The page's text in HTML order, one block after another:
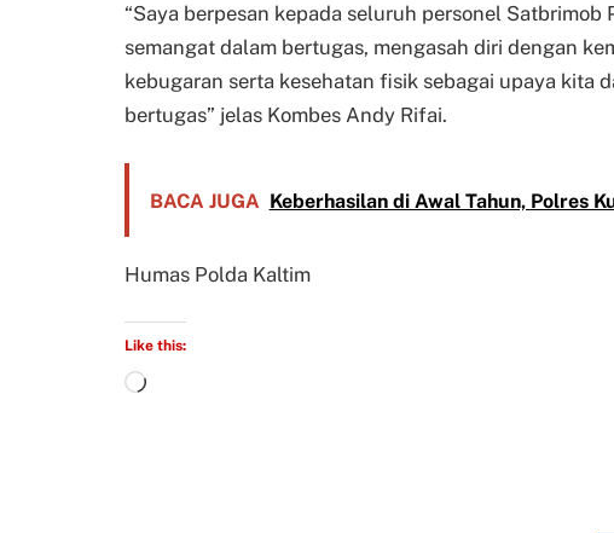
“Saya berpesan kepada seluruh personel
semangat dalam bertugas, mengasah diri dengan
kebugaran serta kesehatan fisik sebagai upaya kita
bertugas” jelas Kombes Andy Rifai.
BACA JUGA Keberhasilan di Awal Tahun, Polres
Humas Polda Kaltim
Like this: